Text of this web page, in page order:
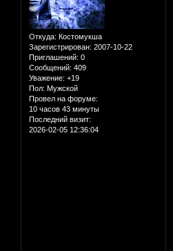
Откуда: Костомукша
Зарегистрирован: 2007-10-22
Приглашений: 0
Сообщений: 409
Уважение: +19
Пол: Мужской
Провел на форуме:
10 часов 43 минуты
Последний визит:
2026-02-05 12:36:04